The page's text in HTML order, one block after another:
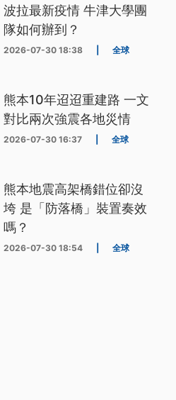
波拉最新疫情 牛津大學團
隊如何辦到？
2026-07-30 18:38 全球
熊本10年迢迢重建路 一文
對比兩次強震各地災情
2026-07-30 16:37 全球
熊本地震高架橋錯位卻沒
垮 是「防落橋」裝置奏效
嗎？
2026-07-30 18:54 全球